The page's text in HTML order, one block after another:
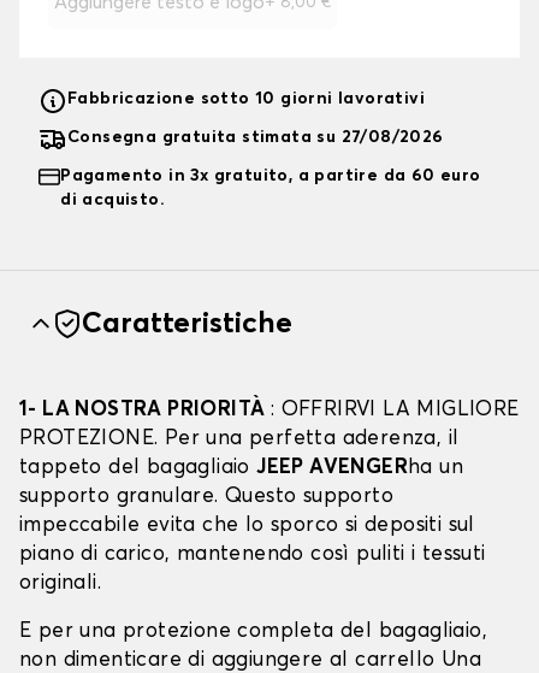
Fabbricazione sotto 10 giorni lavorativi
Consegna gratuita stimata su 27/08/2026
Pagamento in 3x gratuito, a partire da 60 euro
di acquisto.
Caratteristiche
1- LA NOSTRA PRIORITÀ : OFFRIRVI LA MIGLIORE
PROTEZIONE. Per una perfetta aderenza, il
tappeto del bagagliaioJEEP AVENGERha un
supporto granulare. Questo supporto
impeccabile evita che lo sporco si depositi sul
piano di carico, mantenendo così puliti i tessuti
originali.
E per una protezione completa del bagagliaio,
non dimenticare di aggiungere al carrello Una